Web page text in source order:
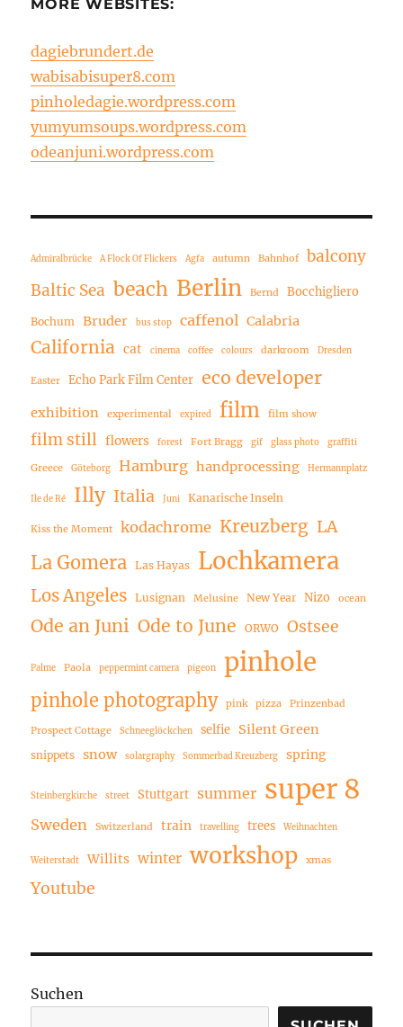
MORE WEBSITES:
dagiebrundert.de
wabisabisuper8.com
pinholedagie.wordpress.com
yumyumsoups.wordpress.com
odeanjuni.wordpress.com
Admiralbrücke A Flock Of Flickers Agfa autumn Bahnhof
balcony
Baltic Sea beach Berlin Bernd Bocchigliero
Bochum Bruder bus stop caffenol Calabria
California cat cinema coffee colours darkroom Dresden
Easter Echo Park Film Center eco developer
exhibition experimental expired film film show
film still flowers forest Fort Bragg gif glass photo graffiti
Greece Göteborg Hamburg handprocessing Hermannplatz
Ile de Ré Illy Italia Juni Kanarische Inseln
Kiss the Moment kodachrome Kreuzberg LA
La Gomera Las Hayas Lochkamera
Los Angeles Lusignan Melusine New Year Nizo ocean
Ode an Juni Ode to June ORWO Ostsee
Palme Paola peppermint camera pigeon pinhole
pinhole photography pink pizza Prinzenbad
Prospect Cottage Schneeglöckchen selfie Silent Green
snippets snow solargraphy Sommerbad Kreuzberg spring
Steinbergkirche street Stuttgart summer super 8
Sweden Switzerland train travelling trees Weihnachten
Weiterstadt Willits winter workshop xmas
Youtube
Suchen